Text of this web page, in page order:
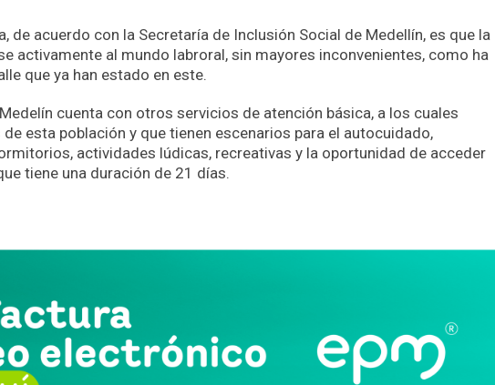
de acuerdo con la Secretaría de Inclusión Social de Medellín, es que la
activamente al mundo labroral, sin mayores inconvenientes, como ha
que ya han estado en este.
cuenta con otros servicios de atención básica, a los cuales
esta población y que tienen escenarios para el autocuidado,
actividades lúdicas, recreativas y la oportunidad de acceder
tiene una duración de 21 días.